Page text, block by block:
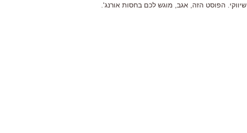
שיווקי. הפוסט הזה, אגב, מוגש לכם בחסות אורנג'.